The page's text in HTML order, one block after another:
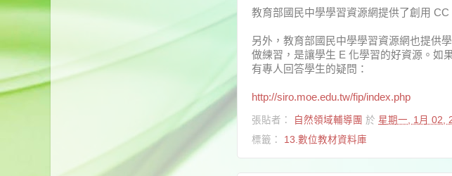
教育部國民中學學習資源網提供了創用
另外，教育部國民中學學習資源網也提供
做練習，是讓學生 E 化學習的好資源。如
有專人回答學生的疑問：
http://siro.moe.edu.tw/fip/index.php
張貼者： 自然領域輔導團 於 星期一, 1月 02,
標籤： 13.數位教材資料庫